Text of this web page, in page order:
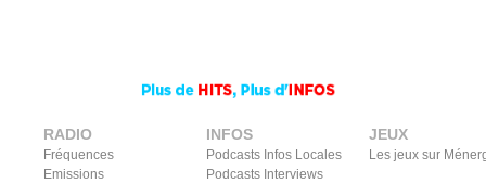
RADIO
Fréquences
Emissions
INFOS
Podcasts Infos Locales
Podcasts Interviews
JEUX
Les jeux sur